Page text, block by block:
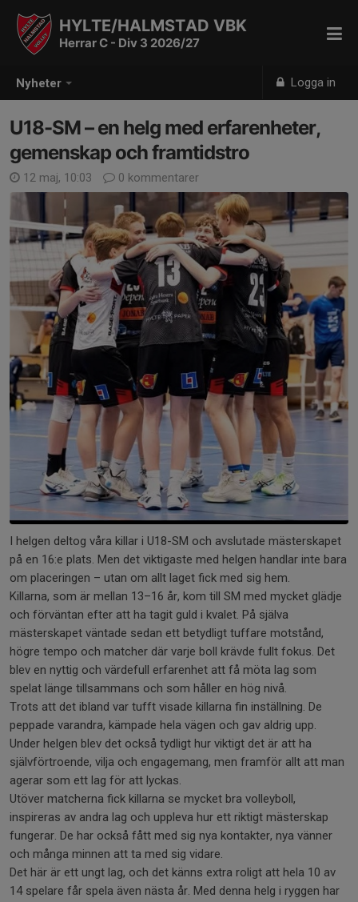
Nyheter Logga in
HYLTE/HALMSTAD VBK
Herrar C - Div 3 2026/27
U18-SM – en helg med erfarenheter,
gemenskap och framtidstro
12 maj, 10:03 0 kommentarer
I helgen deltog våra killar i U18-SM och avslutade mästerskapet
på en 16:e plats. Men det viktigaste med helgen handlar inte bara
om placeringen – utan om allt laget fick med sig hem.
Killarna, som är mellan 13–16 år, kom till SM med mycket glädje
och förväntan efter att ha tagit guld i kvalet. På själva
mästerskapet väntade sedan ett betydligt tuffare motstånd,
högre tempo och matcher där varje boll krävde fullt fokus. Det
blev en nyttig och värdefull erfarenhet att få möta lag som
spelat länge tillsammans och som håller en hög nivå.
Trots att det ibland var tufft visade killarna fin inställning. De
peppade varandra, kämpade hela vägen och gav aldrig upp.
Under helgen blev det också tydligt hur viktigt det är att ha
självförtroende, vilja och engagemang, men framför allt att man
agerar som ett lag för att lyckas.
Utöver matcherna fick killarna se mycket bra volleyboll,
inspireras av andra lag och uppleva hur ett riktigt mästerskap
fungerar. De har också fått med sig nya kontakter, nya vänner
och många minnen att ta med sig vidare.
Det här är ett ungt lag, och det känns extra roligt att hela 10 av
14 spelare får spela även nästa år. Med denna helg i ryggen har